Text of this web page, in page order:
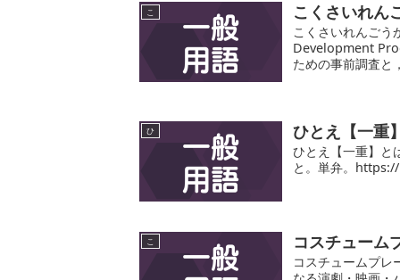
こ こくさいれん
こくさいれんご
Development
ための事前調査と
ひ ひとえ【一重
ひとえ【一重】と
と。単弁。
こ コスチュー
コスチュームプ